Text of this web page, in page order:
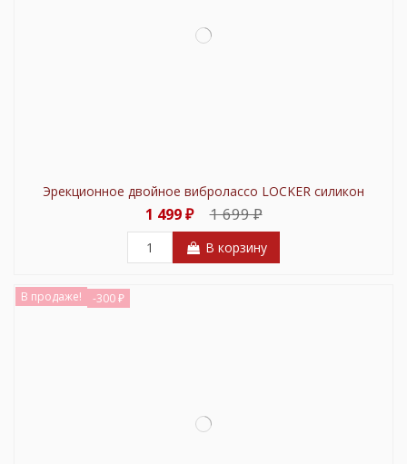
Эрекционное двойное вибролассо LOCKER силикон
1 499 ₽ 1 699 ₽
В корзину
В продаже! -300 ₽